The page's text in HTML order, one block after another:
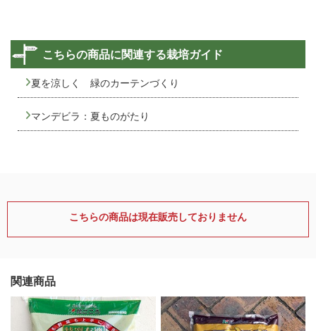
こちらの商品に関連する栽培ガイド
夏を涼しく 緑のカーテンづくり
マンデビラ：夏ものがたり
こちらの商品は現在販売しておりません
関連商品